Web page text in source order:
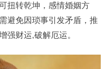
扭转乾坤，感情婚姻方
避免因琐事引发矛盾，推
强财运,破解厄运。